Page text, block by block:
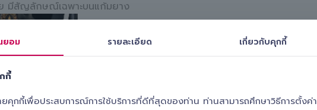
มีสัญลักษณ์เฉพาะบนแก้มยาง
ยอม รายละเอียด เกี่ยวกับคุกกี้
กี้
คุกกี้เพื่อประสบการณ์การใช้บริการที่ดีที่สุดของท่าน ท่านสามารถศึกษาวิธีการตั้งค่า